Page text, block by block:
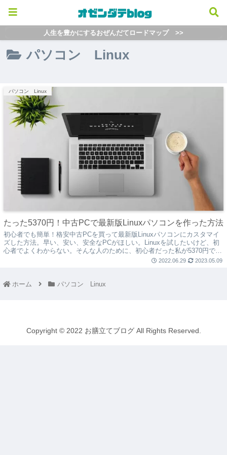
人生を豊かにするおぜんだてロードマップ >>
パソコン Linux
パソコン Linux
たった5370円！中古PCで最新版Linuxパソコンを作った方法
初心者でも簡単！格安中古PCを買って最新版Linuxパソコンにカスタマイ
ズした方法。早い、安い、安全なPCがほしい。Linuxを試したいけど、初
心者でよくわからない。そんな人のために、初心者だった私が5370円で実
2022.06.29 2023.05.09
ホーム パソコン Linux
Copyright © 2022 お膳立てブログ All Rights Reserved.